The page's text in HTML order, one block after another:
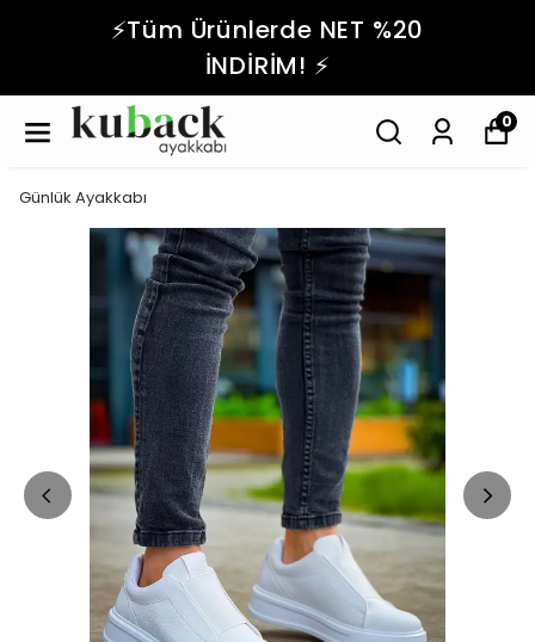
⚡️Tüm Ürünlerde NET %20
İNDİRİM! ⚡️
0
Günlük Ayakkabı